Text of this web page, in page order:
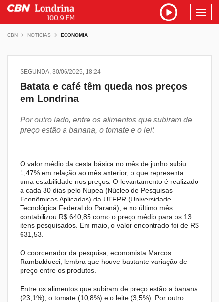
CBN NOTICIAS ECONOMIA
SEGUNDA, 30/06/2025, 18:24
Batata e café têm queda nos preços
em Londrina
Por outro lado, entre os alimentos que subiram de
preço estão a banana, o tomate e o leit
O valor médio da cesta básica no mês de junho subiu
1,47% em relação ao mês anterior, o que representa
uma estabilidade nos preços. O levantamento é realizado
a cada 30 dias pelo Nupea (Núcleo de Pesquisas
Econômicas Aplicadas) da UTFPR (Universidade
Tecnológica Federal do Paraná), e no último mês
contabilizou R$ 640,85 como o preço médio para os 13
itens pesquisados. Em maio, o valor encontrado foi de R$
631,53.
O coordenador da pesquisa, economista Marcos
Rambalducci, lembra que houve bastante variação de
preço entre os produtos.
Entre os alimentos que subiram de preço estão a banana
(23,1%), o tomate (10,8%) e o leite (3,5%). Por outro